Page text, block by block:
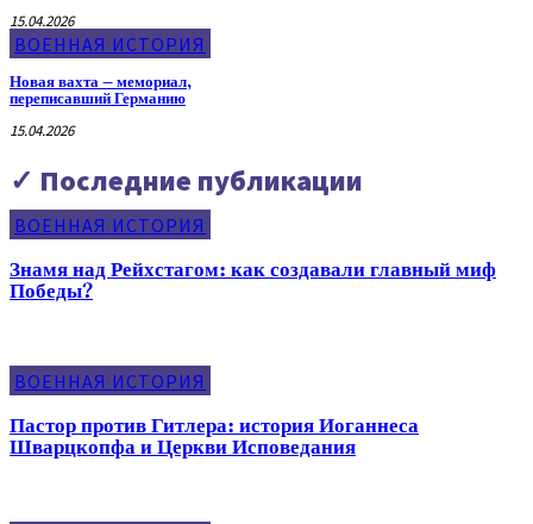
15.04.2026
ВОЕННАЯ ИСТОРИЯ
Новая вахта – мемориал,
переписавший Германию
15.04.2026
✓ Последние публикации
ВОЕННАЯ ИСТОРИЯ
Знамя над Рейхстагом: как создавали главный миф
Победы?
ВОЕННАЯ ИСТОРИЯ
Пастор против Гитлера: история Иоганнеса
Шварцкопфа и Церкви Исповедания